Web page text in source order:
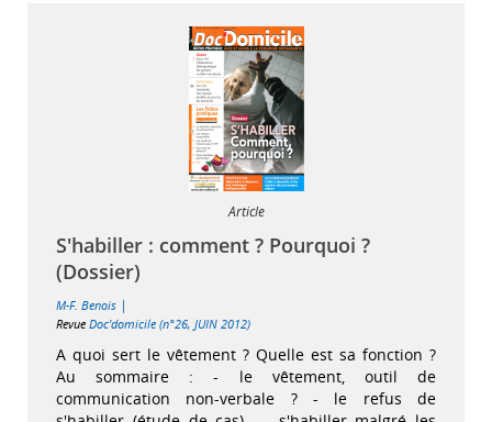
Article
S'habiller : comment ? Pourquoi ?
(Dossier)
M-F. Benois |
Revue Doc'domicile (n°26, JUIN 2012)
A quoi sert le vêtement ? Quelle est sa fonction ?
Au sommaire : - le vêtement, outil de
communication non-verbale ? - le refus de